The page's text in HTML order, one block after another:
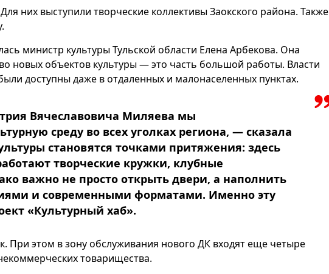
них выступили творческие коллективы Заокского района. Также
министр культуры Тульской области Елена Арбекова. Она
новых объектов культуры — это часть большой работы. Власти
доступны даже в отдаленных и малонаселенных пунктах.
Вячеславовича Миляева мы
среду во всех уголках региона, — сказала
становятся точками притяжения: здесь
творческие кружки, клубные
важно не просто открыть двери, а наполнить
и современными форматами. Именно эту
«Культурный хаб».
При этом в зону обслуживания нового ДК входят еще четыре
товарищества.